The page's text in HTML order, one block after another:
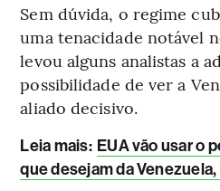
Sem dúvida, o regime
uma tenacidade notável
levou alguns analistas a
possibilidade de ver a
aliado decisivo.
Leia mais: EUA vão usar o
que desejam da